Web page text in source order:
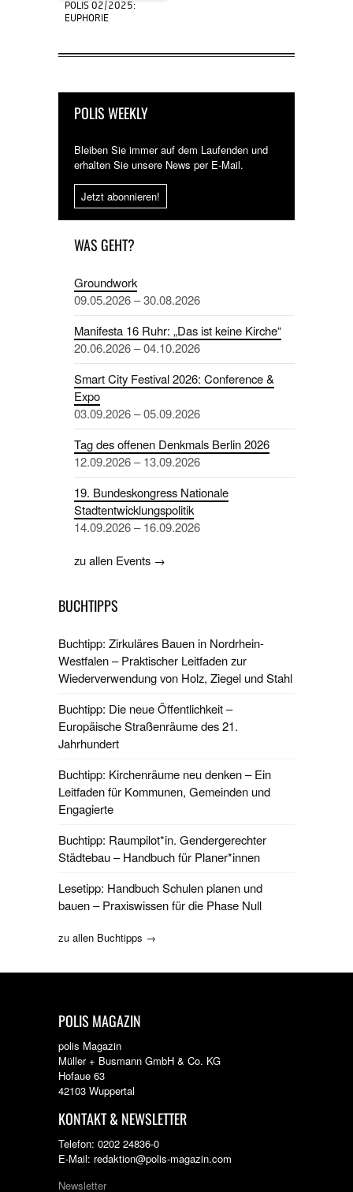
POLIS 02/2025:
EUPHORIE
POLIS WEEKLY
Bleiben Sie immer auf dem Laufenden und
erhalten Sie unsere News per E-Mail.
Jetzt abonnieren!
WAS GEHT?
Groundwork
09.05.2026 – 30.08.2026
Manifesta 16 Ruhr: „Das ist keine Kirche“
20.06.2026 – 04.10.2026
Smart City Festival 2026: Conference &
Expo
03.09.2026 – 05.09.2026
Tag des offenen Denkmals Berlin 2026
12.09.2026 – 13.09.2026
19. Bundeskongress Nationale
Stadtentwicklungspolitik
14.09.2026 – 16.09.2026
zu allen Events →
BUCHTIPPS
Buchtipp: Zirkuläres Bauen in Nordrhein-
Westfalen – Praktischer Leitfaden zur
Wiederverwendung von Holz, Ziegel und Stahl
Buchtipp: Die neue Öffentlichkeit –
Europäische Straßenräume des 21.
Jahrhundert
Buchtipp: Kirchenräume neu denken – Ein
Leitfaden für Kommunen, Gemeinden und
Engagierte
Buchtipp: Raumpilot*in. Gendergerechter
Städtebau – Handbuch für Planer*innen
Lesetipp: Handbuch Schulen planen und
bauen – Praxiswissen für die Phase Null
zu allen Buchtipps →
POLIS MAGAZIN
polis Magazin
Müller + Busmann GmbH & Co. KG
Hofaue 63
42103 Wuppertal
KONTAKT & NEWSLETTER
Telefon: 0202 24836-0
E-Mail: redaktion@polis-magazin.com
Newsletter